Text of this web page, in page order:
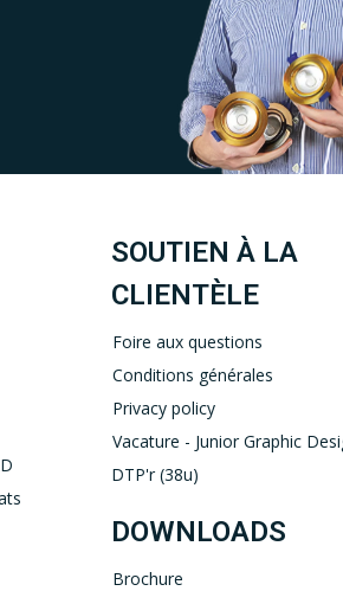
EcoDim team
SOUTIEN À LA
CLIENTÈLE
Foire aux questions
Conditions générales
Privacy policy
Vacature - Junior Graphic
DTP'r (38u)
DOWNLOADS
Brochure